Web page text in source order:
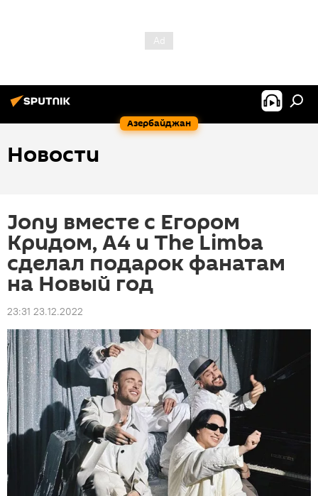
Азербайджан
Новости
Jony вместе с Егором
Кридом, А4 и The Limba
сделал подарок фанатам
на Новый год
23:31 23.12.2022